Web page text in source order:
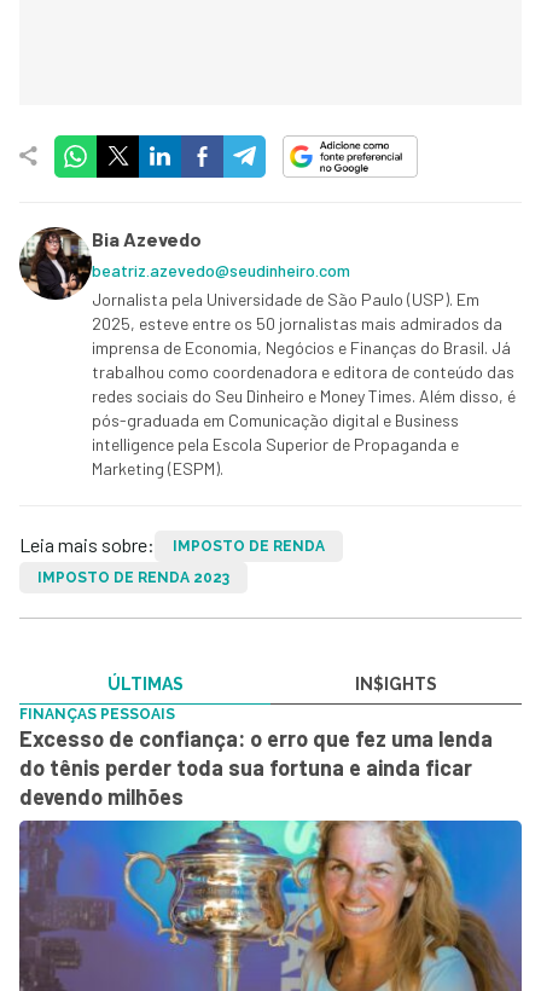
Bia Azevedo
beatriz.azevedo@seudinheiro.com
Jornalista pela Universidade de São Paulo (USP). Em
2025, esteve entre os 50 jornalistas mais admirados da
imprensa de Economia, Negócios e Finanças do Brasil. Já
trabalhou como coordenadora e editora de conteúdo das
redes sociais do Seu Dinheiro e Money Times. Além disso, é
pós-graduada em Comunicação digital e Business
intelligence pela Escola Superior de Propaganda e
Marketing (ESPM).
Leia mais sobre:
IMPOSTO DE RENDA
IMPOSTO DE RENDA 2023
ÚLTIMAS IN$IGHTS
FINANÇAS PESSOAIS
Excesso de confiança: o erro que fez uma lenda
do tênis perder toda sua fortuna e ainda ficar
devendo milhões